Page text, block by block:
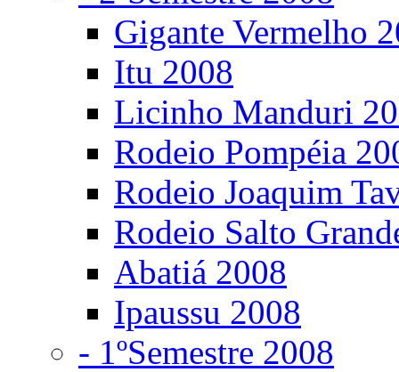
Gigante Vermelho
Itu 2008
Licinho Manduri
Rodeio Pompéia
Rodeio Joaquim
Rodeio Salto
Abatiá 2008
Ipaussu 2008
- 1ºSemestre 2008